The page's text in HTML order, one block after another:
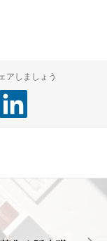
アしましょう